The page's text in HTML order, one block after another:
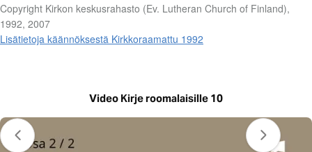
Copyright Kirkon keskusrahasto (Ev. Lutheran Church of Finland),
1992, 2007
Lisätietoja käännöksestä Kirkkoraamattu 1992
Video Kirje roomalaisille 10